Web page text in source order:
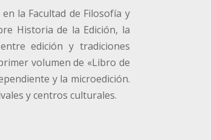
la Facultad de Filosofía y
Historia de la Edición, la
edición y tradiciones
volumen de «Libro de
y la microedición.
y centros culturales.